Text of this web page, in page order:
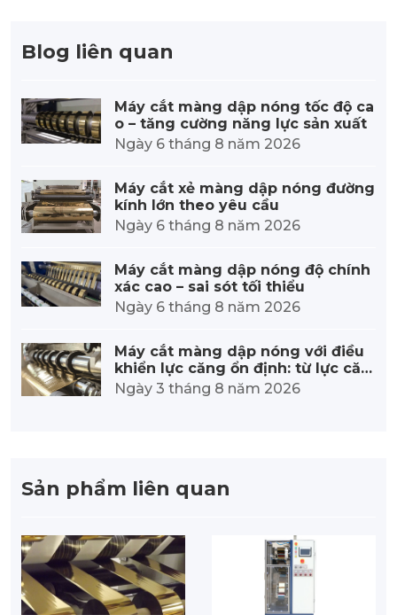
Blog liên quan
Máy cắt màng dập nóng tốc độ ca
o – tăng cường năng lực sản xuất
Ngày 6 tháng 8 năm 2026
Máy cắt xẻ màng dập nóng đường
kính lớn theo yêu cầu
Ngày 6 tháng 8 năm 2026
Máy cắt màng dập nóng độ chính
xác cao – sai sót tối thiểu
Ngày 6 tháng 8 năm 2026
Máy cắt màng dập nóng với điều
khiển lực căng ổn định: từ lực căn
g chính xác đến chất lượng vượt tr
ội.
Ngày 3 tháng 8 năm 2026
Sản phẩm liên quan